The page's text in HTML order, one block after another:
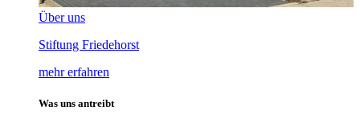
Über uns
Stiftung Friedehorst
mehr erfahren
Was uns antreibt